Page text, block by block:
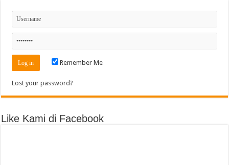
Remember Me
Lost your password?
Like Kami di Facebook